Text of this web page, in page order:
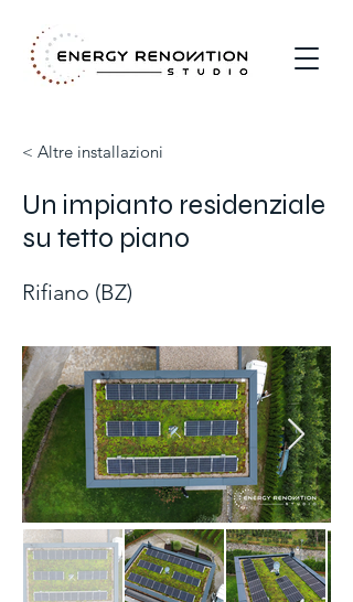
< Altre installazioni
Un impianto residenziale
su tetto piano
Rifiano (BZ)